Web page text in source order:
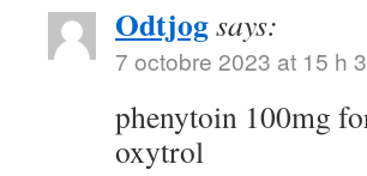
Odtjogsays:
7 octobre 2023 at 15 h
phenytoin 100mg
oxytrol